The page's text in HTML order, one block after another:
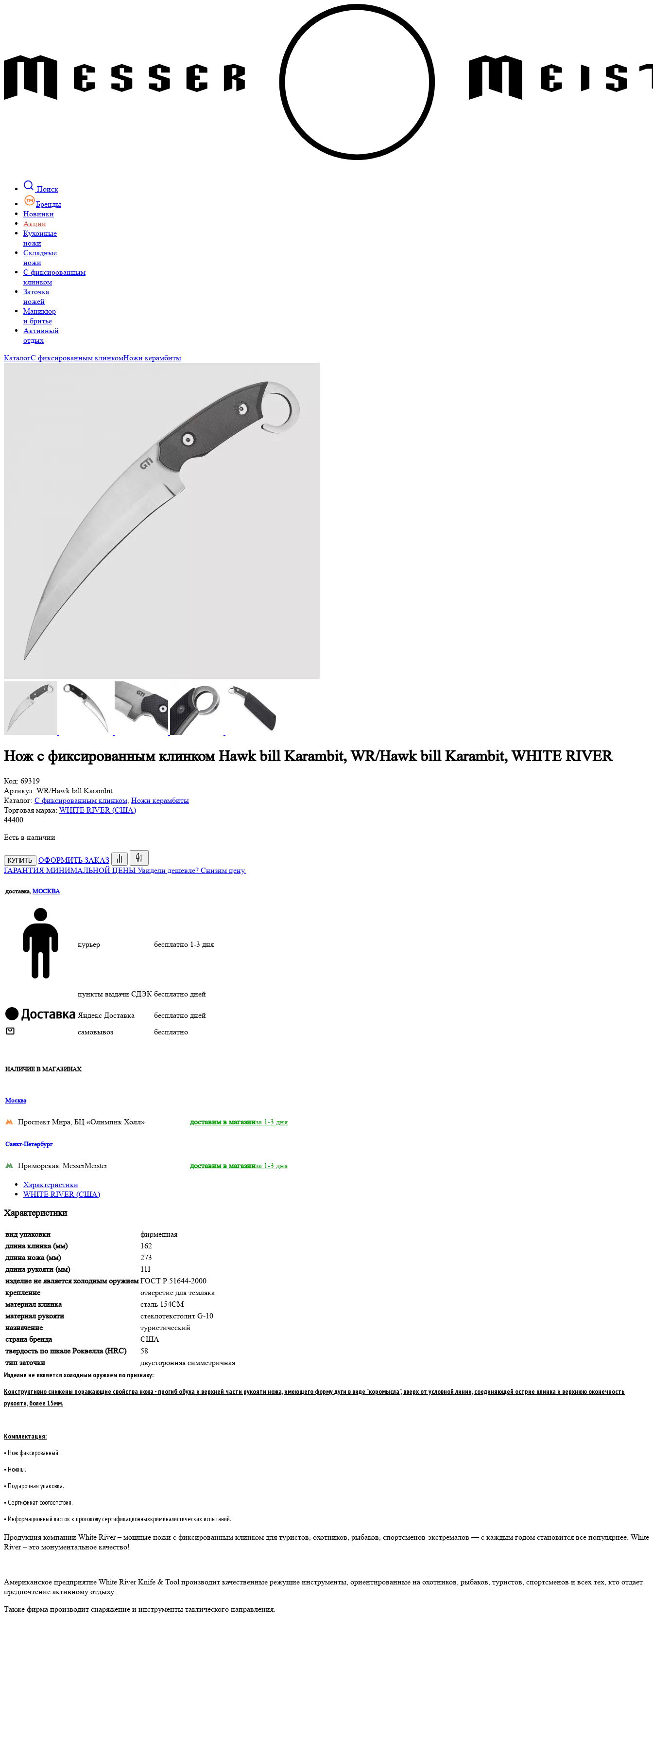
Поиск
Бренды
Новинки
Акции
Кухонные
ножи
Складные
ножи
C фиксированным
клинком
Заточка
ножей
Маникюр
и бритье
Активный
отдых
КаталогС фиксированным клинкомНожи керамбиты
Нож с фиксированным клинком Hawk bill Karambit, WR/Hawk bill Karambit, WHITE RIVER
Код: 69319
Артикул: WR/Hawk bill Karambit
Каталог: С фиксированным клинком Ножи керамбиты
Торговая марка: WHITE RIVER (США)
44400
Есть в наличии
КУПИТЬ
ОФОРМИТЬ ЗАКАЗ
ГАРАНТИЯ МИНИМАЛЬНОЙ ЦЕНЫ Увидели дешевле? Снизим цену.
доставка, МОСКВА
курьер бесплатно 1-3 дня
пункты выдачи СДЭК бесплатно дней
Яндекс Доставка бесплатно дней
самовывоз
бесплатно
НАЛИЧИЕ В МАГАЗИНАХ
Москва
Проспект Мира, БЦ «Олимпик Холл» доставим в магазинза 1-3 дня
Санкт-Петербург
Приморская, MesserMeister доставим в магазинза 1-3 дня
Характеристики
WHITE RIVER (США)
Характеристики
вид упаковки
фирменная
длина клинка (мм)
162
длина ножа (мм)
273
длина рукояти (мм)
111
изделие не является холодным оружием ГОСТ Р 51644-2000
крепление
отверстие для темляка
материал клинка
сталь 154CM
материал рукояти
стеклотекстолит G-10
назначение
туристический
страна бренда
США
твердость по шкале Роквелла (HRC)
58
тип заточки
двусторонняя симметричная
Изделие не является холодным оружием по признаку:
Конструктивно снижены поражающие свойства ножа - прогиб обуха и верхней части рукояти ножа, имеющего форму дуги в виде "коромысла", вверх от условной линии, соединяющей острие клинка и верхнюю оконечность
рукояти, более 15мм.
Комплектация:
• Нож фиксированный.
• Ножны.
• Подарочная упаковка.
• Сертификат соответствия.
• Информационный листок к протоколу сертификационныхкриминалистических испытаний.
Продукция компании White River – мощные ножи с фиксированным клинком для туристов, охотников, рыбаков, спортсменов-экстремалов — с каждым годом становится все популярнее. White
River – это монументальное качество!
Американское предприятие White River Knife & Tool производит качественные режущие инструменты, ориентированные на охотников, рыбаков, туристов, спортсменов и всех тех, кто отдает
предпочтение активному отдыху.
Также фирма производит снаряжение и инструменты тактического направления.